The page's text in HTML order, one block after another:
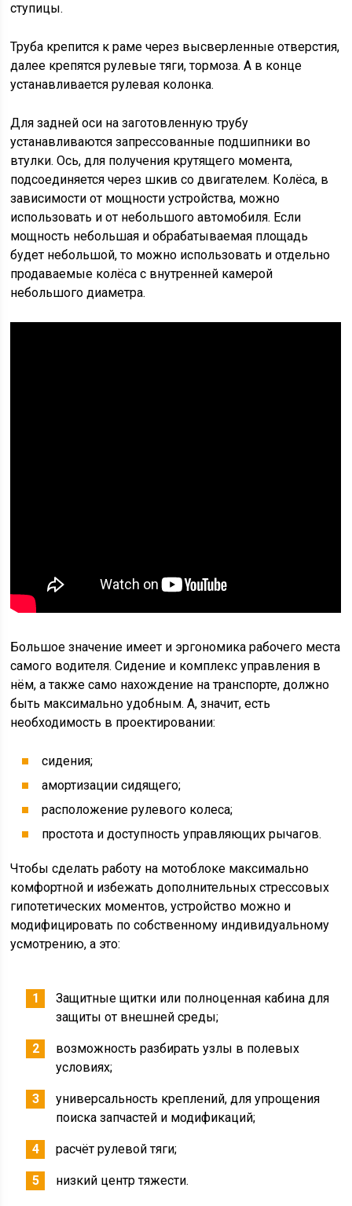
ступицы.
Труба крепится к раме через высверленные отверстия,
далее крепятся рулевые тяги, тормоза. А в конце
устанавливается рулевая колонка.
Для задней оси на заготовленную трубу
устанавливаются запрессованные подшипники во
втулки. Ось, для получения крутящего момента,
подсоединяется через шкив со двигателем. Колёса, в
зависимости от мощности устройства, можно
использовать и от небольшого автомобиля. Если
мощность небольшая и обрабатываемая площадь
будет небольшой, то можно использовать и отдельно
продаваемые колёса с внутренней камерой
небольшого диаметра.
Большое значение имеет и эргономика рабочего места
самого водителя. Сидение и комплекс управления в
нём, а также само нахождение на транспорте, должно
быть максимально удобным. А, значит, есть
необходимость в проектировании:
сидения;
амортизации сидящего;
расположение рулевого колеса;
простота и доступность управляющих рычагов.
Чтобы сделать работу на мотоблоке максимально
комфортной и избежать дополнительных стрессовых
гипотетических моментов, устройство можно и
модифицировать по собственному индивидуальному
усмотрению, а это:
Защитные щитки или полноценная кабина для
защиты от внешней среды;
возможность разбирать узлы в полевых
условиях;
универсальность креплений, для упрощения
поиска запчастей и модификаций;
расчёт рулевой тяги;
низкий центр тяжести.